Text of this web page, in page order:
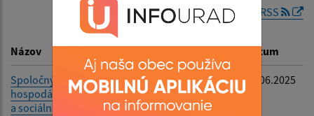
Dátum zverejnenia do:
Filtrovať Reset
RSS
Názov Dátum
Spoločný program
hospodárskeho rozvoja
a sociálneho rozvoja
spoločný PHSR
pre okres Levice
04.06.2025